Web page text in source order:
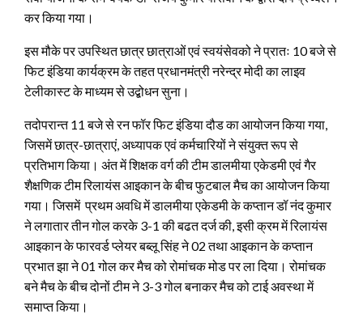
कर किया गया।
इस मौके पर उपस्थित छात्र छात्राओं एवं स्वयंसेवको ने प्रातः 10 बजे से
फिट इंडिया कार्यक्रम के तहत प्रधानमंत्री नरेन्द्र मोदी का लाइव
टेलीकास्ट के माध्यम से उद्बोधन सुना।
तदोपरान्त 11 बजे से रन फॉर फिट इंडिया दौड का आयोजन किया गया,
जिसमें छात्र-छात्राएं, अध्यापक एवं कर्मचारियों ने संयुक्त रूप से
प्रतिभाग किया। अंत में शिक्षक वर्ग की टीम डालमीया एकेडमी एवं गैर
शैक्षणिक टीम रिलायंस आइकान के बीच फुटबाल मैच का आयोजन किया
गया। जिसमें प्रथम अवधि में डालमीया एकेडमी के कप्तान डॉ नंद कुमार
ने लगातार तीन गोल करके 3-1 की बढत दर्ज की, इसी क्रम में रिलायंस
आइकान के फारवर्ड प्लेयर बब्लू सिंह ने 02 तथा आइकान के कप्तान
प्रभात झा ने 01 गोल कर मैच को रोमांचक मोड पर ला दिया। रोमांचक
बने मैच के बीच दोनों टीम ने 3-3 गोल बनाकर मैच को टाई अवस्था में
समाप्त किया।